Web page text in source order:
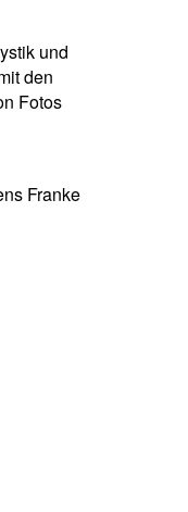
und
den
Fotos
Franke